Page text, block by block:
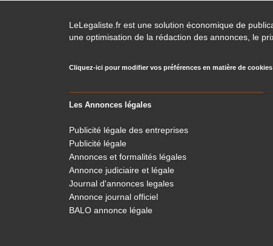
LeLegaliste.fr est une solution économique de
une optimisation de la rédaction des annonces, le
Cliquez-ici pour modifier vos préférences en matière de cookies
Les Annonces légales
Publicité légale des entreprises
Publicité légale
Annonces et formalités légales
Annonce judiciaire et légale
Journal d'annonces legales
Annonce journal officiel
BALO annonce légale